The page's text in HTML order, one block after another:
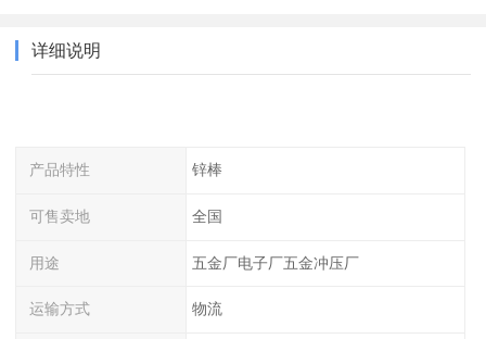
详细说明
产品特性 锌棒
可售卖地 全国
用途 五金厂电子厂五金冲压厂
运输方式 物流